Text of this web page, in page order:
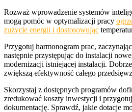
Rozważ wprowadzenie systemów
mogą pomóc w optymalizacji pracy
zużycie energii i dostosowując
Przygotuj harmonogram prac,
następnie przystępując do instalacji
modernizacji istniejącej instalacji.
zwiększą efektywność całego
Skorzystaj z dostępnych programów
zredukować koszty inwestycji i
dokumentację. Sprawdź, jakie dotacje